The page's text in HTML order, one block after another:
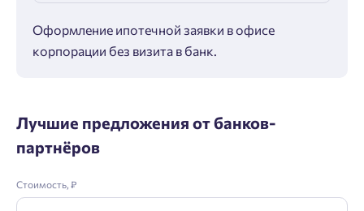
Оформление ипотечной заявки в офисе
корпорации без визита в банк.
Лучшие предложения от банков-
партнёров
Стоимость, ₽